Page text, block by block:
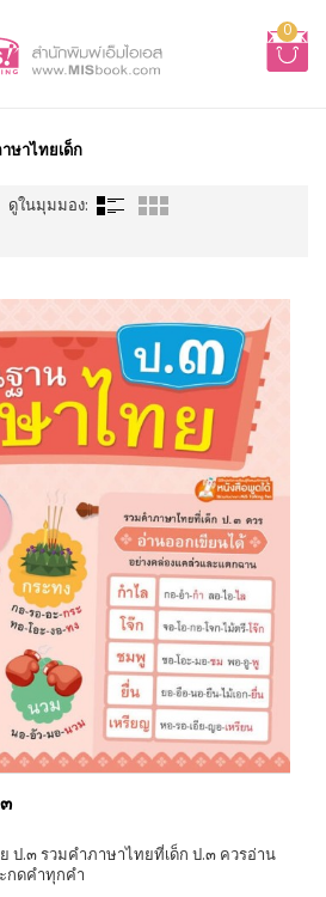
0
ษาไทยเด็ก
ดูในมุมมอง:
ป.๓ รวมคำภาษาไทยที่เด็ก ป.๓ ควรอ่าน
กดคำทุกคำ